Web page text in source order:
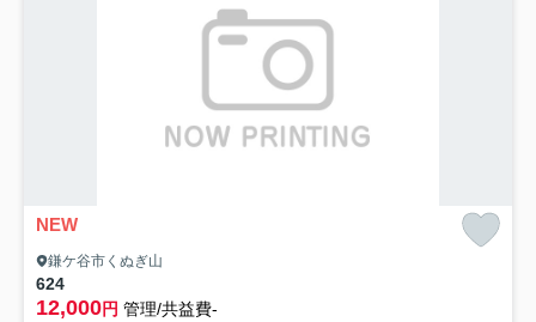
NEW
鎌ケ谷市くぬぎ山
624
12,000円 管理/共益費-